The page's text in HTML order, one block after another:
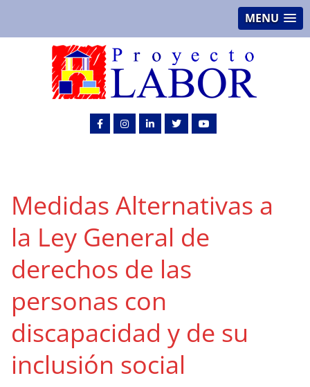
MENU
Medidas Alternativas a
la Ley General de
derechos de las
personas con
discapacidad y de su
inclusión social